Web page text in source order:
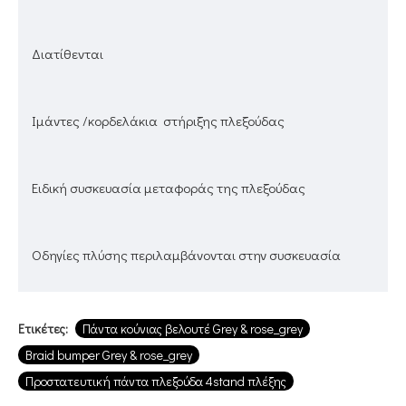
Διατίθενται
Ιμάντες /κορδελάκια στήριξης πλεξούδας
Ειδική συσκευασία μεταφοράς της πλεξούδας
Οδηγίες πλύσης περιλαμβάνονται στην συσκευασία
Ετικέτες:
Πάντα κούνιας βελουτέ Grey & rose_grey
Braid bumper Grey & rose_grey
Προστατευτική πάντα πλεξούδα 4stand πλέξης